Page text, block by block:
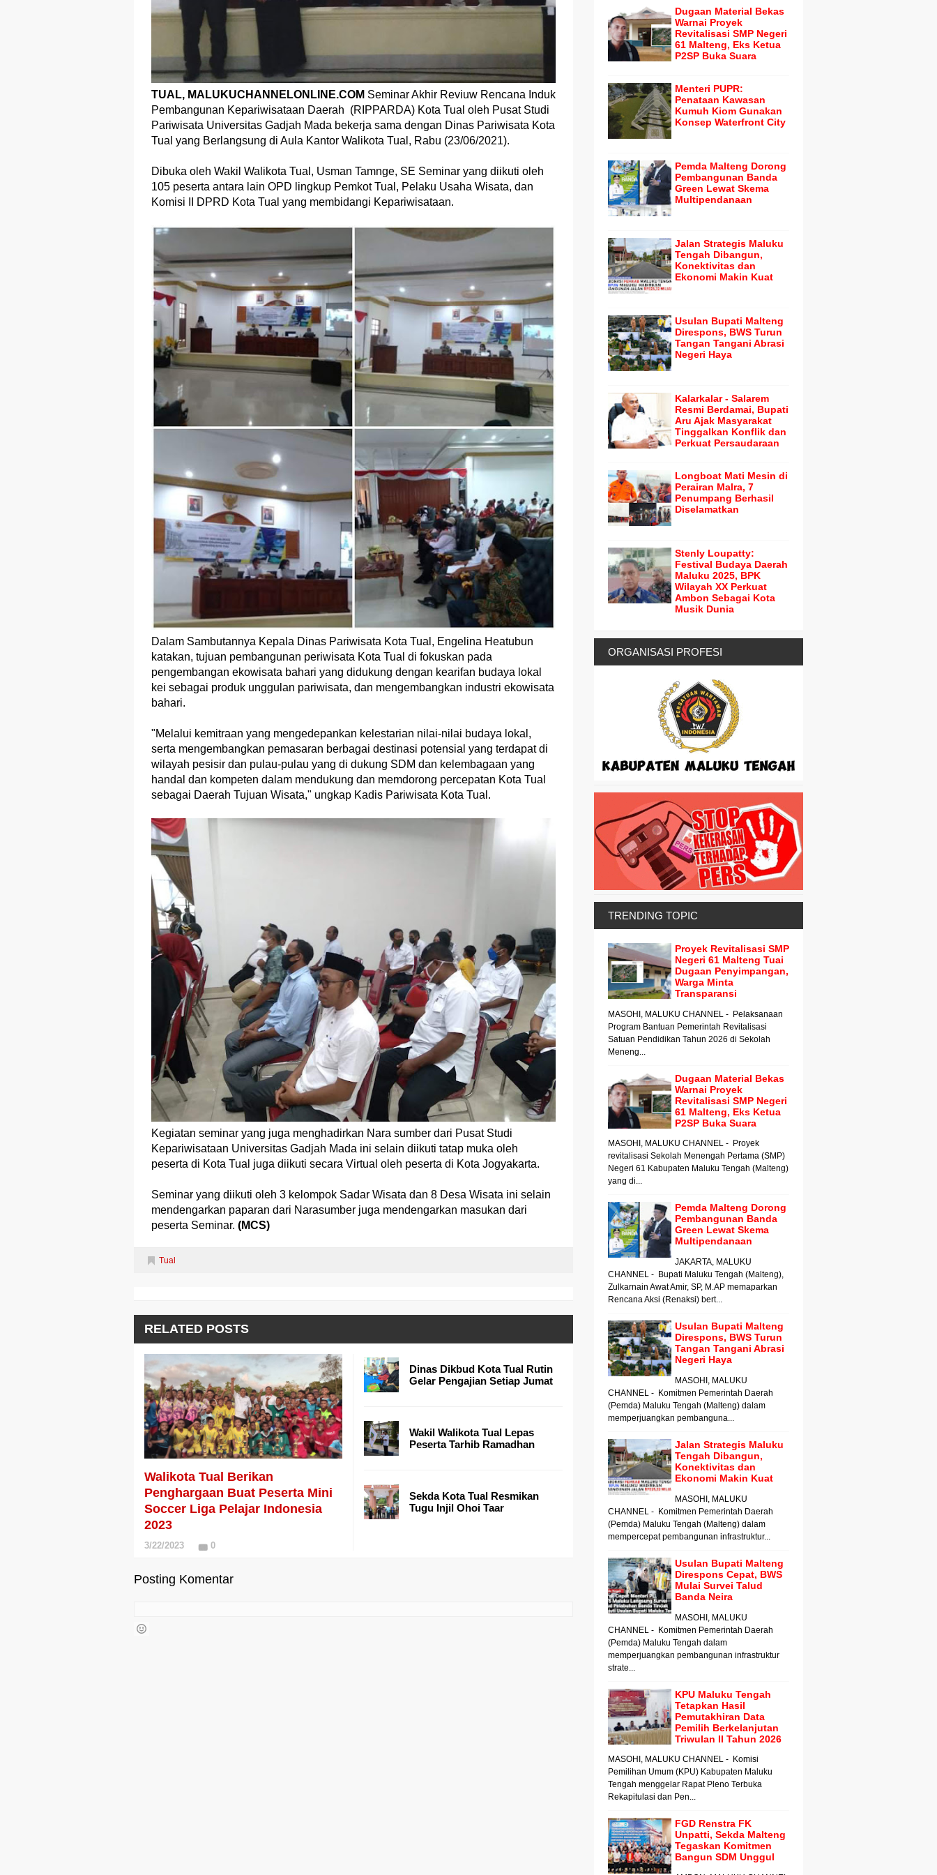
TUAL, MALUKUCHANNELONLINE.COM Seminar Akhir Reviuw Rencana Induk
Pembangunan Kepariwisataan Daerah (RIPPARDA) Kota Tual oleh Pusat Studi
Pariwisata Universitas Gadjah Mada bekerja sama dengan Dinas Pariwisata Kota
Tual yang Berlangsung di Aula Kantor Walikota Tual, Rabu (23/06/2021).
Dibuka oleh Wakil Walikota Tual, Usman Tamnge, SE Seminar yang diikuti oleh
105 peserta antara lain OPD lingkup Pemkot Tual, Pelaku Usaha Wisata, dan
Komisi II DPRD Kota Tual yang membidangi Kepariwisataan.
Dalam Sambutannya Kepala Dinas Pariwisata Kota Tual, Engelina Heatubun
katakan, tujuan pembangunan periwisata Kota Tual di fokuskan pada
pengembangan ekowisata bahari yang didukung dengan kearifan budaya lokal
kei sebagai produk unggulan pariwisata, dan mengembangkan industri ekowisata
bahari.
"Melalui kemitraan yang mengedepankan kelestarian nilai-nilai budaya lokal,
serta mengembangkan pemasaran berbagai destinasi potensial yang terdapat di
wilayah pesisir dan pulau-pulau yang di dukung SDM dan kelembagaan yang
handal dan kompeten dalam mendukung dan memdorong percepatan Kota Tual
sebagai Daerah Tujuan Wisata," ungkap Kadis Pariwisata Kota Tual.
Kegiatan seminar yang juga menghadirkan Nara sumber dari Pusat Studi
Kepariwisataan Universitas Gadjah Mada ini selain diikuti tatap muka oleh
peserta di Kota Tual juga diikuti secara Virtual oleh peserta di Kota Jogyakarta.
Seminar yang diikuti oleh 3 kelompok Sadar Wisata dan 8 Desa Wisata ini selain
mendengarkan paparan dari Narasumber juga mendengarkan masukan dari
peserta Seminar. (MCS)
Tual
RELATED POSTS
Walikota Tual Berikan
Penghargaan Buat Peserta Mini
Soccer Liga Pelajar Indonesia
2023
3/22/2023 0
Dinas Dikbud Kota Tual Rutin
Gelar Pengajian Setiap Jumat
Wakil Walikota Tual Lepas
Peserta Tarhib Ramadhan
Sekda Kota Tual Resmikan
Tugu Injil Ohoi Taar
Posting Komentar
Dugaan Material Bekas
Warnai Proyek
Revitalisasi SMP Negeri
61 Malteng, Eks Ketua
P2SP Buka Suara
Menteri PUPR:
Penataan Kawasan
Kumuh Kiom Gunakan
Konsep Waterfront City
Pemda Malteng Dorong
Pembangunan Banda
Green Lewat Skema
Multipendanaan
Jalan Strategis Maluku
Tengah Dibangun,
Konektivitas dan
Ekonomi Makin Kuat
Usulan Bupati Malteng
Direspons, BWS Turun
Tangan Tangani Abrasi
Negeri Haya
Kalarkalar - Salarem
Resmi Berdamai, Bupati
Aru Ajak Masyarakat
Tinggalkan Konflik dan
Perkuat Persaudaraan
Longboat Mati Mesin di
Perairan Malra, 7
Penumpang Berhasil
Diselamatkan
Stenly Loupatty:
Festival Budaya Daerah
Maluku 2025, BPK
Wilayah XX Perkuat
Ambon Sebagai Kota
Musik Dunia
ORGANISASI PROFESI
TRENDING TOPIC
Proyek Revitalisasi SMP
Negeri 61 Malteng Tuai
Dugaan Penyimpangan,
Warga Minta
Transparansi
MASOHI, MALUKU CHANNEL - Pelaksanaan
Program Bantuan Pemerintah Revitalisasi
Satuan Pendidikan Tahun 2026 di Sekolah
Meneng...
Dugaan Material Bekas
Warnai Proyek
Revitalisasi SMP Negeri
61 Malteng, Eks Ketua
P2SP Buka Suara
MASOHI, MALUKU CHANNEL - Proyek
revitalisasi Sekolah Menengah Pertama (SMP)
Negeri 61 Kabupaten Maluku Tengah (Malteng)
yang di...
Pemda Malteng Dorong
Pembangunan Banda
Green Lewat Skema
Multipendanaan
JAKARTA, MALUKU
CHANNEL - Bupati Maluku Tengah (Malteng),
Zulkarnain Awat Amir, SP, M.AP memaparkan
Rencana Aksi (Renaksi) bert...
Usulan Bupati Malteng
Direspons, BWS Turun
Tangan Tangani Abrasi
Negeri Haya
MASOHI, MALUKU
CHANNEL - Komitmen Pemerintah Daerah
(Pemda) Maluku Tengah (Malteng) dalam
memperjuangkan pembanguna...
Jalan Strategis Maluku
Tengah Dibangun,
Konektivitas dan
Ekonomi Makin Kuat
MASOHI, MALUKU
CHANNEL - Komitmen Pemerintah Daerah
(Pemda) Maluku Tengah (Malteng) dalam
mempercepat pembangunan infrastruktur...
Usulan Bupati Malteng
Direspons Cepat, BWS
Mulai Survei Talud
Banda Neira
MASOHI, MALUKU
CHANNEL - Komitmen Pemerintah Daerah
(Pemda) Maluku Tengah dalam
memperjuangkan pembangunan infrastruktur
strate...
KPU Maluku Tengah
Tetapkan Hasil
Pemutakhiran Data
Pemilih Berkelanjutan
Triwulan II Tahun 2026
MASOHI, MALUKU CHANNEL - Komisi
Pemilihan Umum (KPU) Kabupaten Maluku
Tengah menggelar Rapat Pleno Terbuka
Rekapitulasi dan Pen...
FGD Renstra FK
Unpatti, Sekda Malteng
Tegaskan Komitmen
Bangun SDM Unggul